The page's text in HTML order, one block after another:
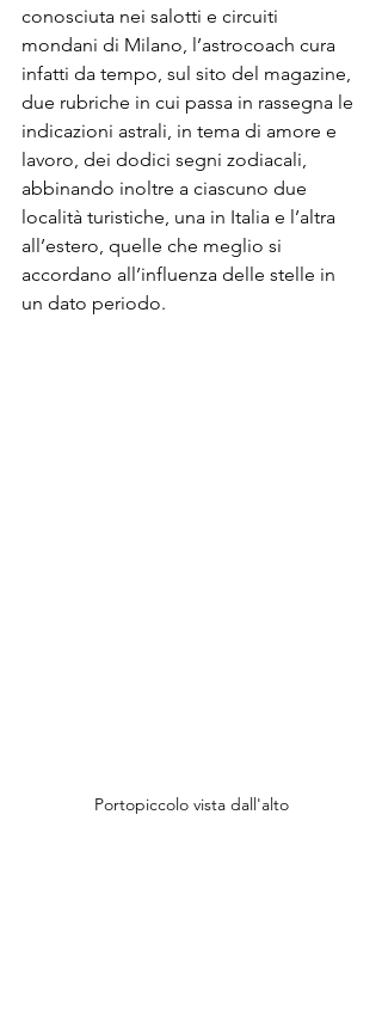
conosciuta nei salotti e circuiti
mondani di Milano, l’astrocoach cura
infatti da tempo, sul sito del magazine,
due rubriche in cui passa in rassegna le
indicazioni astrali, in tema di amore e
lavoro, dei dodici segni zodiacali,
abbinando inoltre a ciascuno due
località turistiche, una in Italia e l’altra
all’estero, quelle che meglio si
accordano all’influenza delle stelle in
un dato periodo.
Portopiccolo vista dall'alto